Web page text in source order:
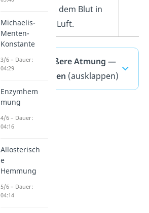
aus dem Blut in
die Luft.
Innere und äußere Atmung —
häufigste Fragen (ausklappen)
Michaelis-
Menten-
Konstante
3/6 – Dauer:
04:29
Enzymhem
mung
4/6 – Dauer:
04:16
Allosterisch
e
Hemmung
5/6 – Dauer:
04:14